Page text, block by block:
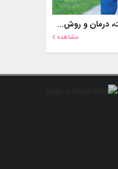
بی اختیاری ادرار سالمندان؛ علت، درمان و روش‌های کنترل در منزل
مشاهده